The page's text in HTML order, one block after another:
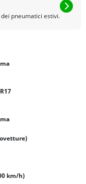
pneumatici estivi.
km/h)